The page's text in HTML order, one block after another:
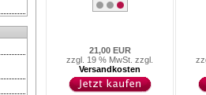
21,00 EUR
zzgl. 19 % MwSt. zzgl.
Versandkosten